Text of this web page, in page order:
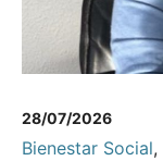
28/07/2026
Bienestar Social,